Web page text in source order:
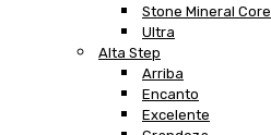
Stone Mineral Core
Ultra
Alta Step
Arriba
Encanto
Excelente